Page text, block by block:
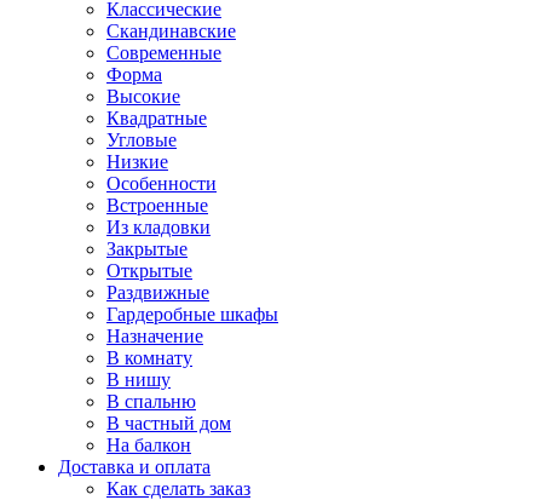
Классические
Скандинавские
Современные
Форма
Высокие
Квадратные
Угловые
Низкие
Особенности
Встроенные
Из кладовки
Закрытые
Открытые
Раздвижные
Гардеробные шкафы
Назначение
В комнату
В нишу
В спальню
В частный дом
На балкон
Доставка и оплата
Как сделать заказ